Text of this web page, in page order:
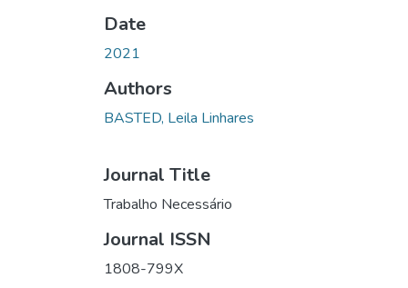
Date
2021
Authors
BASTED, Leila Linhares
Journal Title
Trabalho Necessário
Journal ISSN
1808-799X